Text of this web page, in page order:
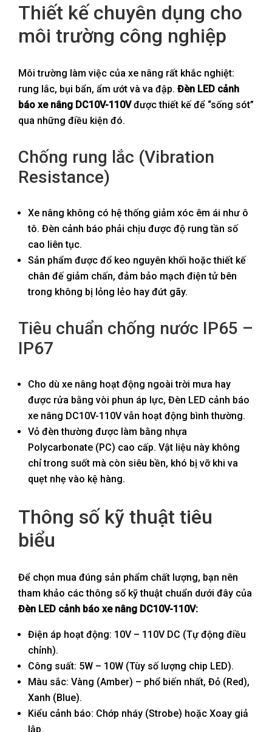
Thiết kế chuyên dụng cho
môi trường công nghiệp
Môi trường làm việc của xe nâng rất khắc nghiệt:
rung lắc, bụi bẩn, ẩm ướt và va đập. Đèn LED cảnh
báo xe nâng DC10V-110Vđược thiết kế để “sống sót”
qua những điều kiện đó.
Chống rung lắc (Vibration
Resistance)
Xe nâng không có hệ thống giảm xóc êm ái như ô
tô. Đèn cảnh báo phải chịu được độ rung tần số
cao liên tục.
Sản phẩm được đổ keo nguyên khối hoặc thiết kế
chân đế giảm chấn, đảm bảo mạch điện tử bên
trong không bị lỏng lẻo hay đứt gãy.
Tiêu chuẩn chống nước IP65 –
IP67
Cho dù xe nâng hoạt động ngoài trời mưa hay
được rửa bằng vòi phun áp lực, Đèn LED cảnh báo
xe nâng DC10V-110V vẫn hoạt động bình thường.
Vỏ đèn thường được làm bằng nhựa
Polycarbonate (PC) cao cấp. Vật liệu này không
chỉ trong suốt mà còn siêu bền, khó bị vỡ khi va
quẹt nhẹ vào kệ hàng.
Thông số kỹ thuật tiêu
biểu
Để chọn mua đúng sản phẩm chất lượng, bạn nên
tham khảo các thông số kỹ thuật chuẩn dưới đây của
Đèn LED cảnh báo xe nâng DC10V-110V:
Điện áp hoạt động: 10V – 110V DC (Tự động điều
chỉnh).
Công suất: 5W – 10W (Tùy số lượng chip LED).
Màu sắc: Vàng (Amber) – phổ biến nhất, Đỏ (Red),
Xanh (Blue).
Kiểu cảnh báo: Chớp nháy (Strobe) hoặc Xoay giả
lập.